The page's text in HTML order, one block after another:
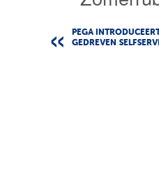
PEGA
GEDREVEN